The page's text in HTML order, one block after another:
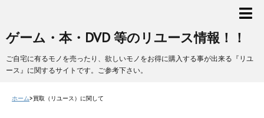
ゲーム・本・DVD 等のリユース情報！！
ご自宅に有るモノを売ったり、欲しいモノをお得に購入する事が出来る『リユ
ース』に関するサイトです。ご参考下さい。
ホーム>買取（リユース）に関して